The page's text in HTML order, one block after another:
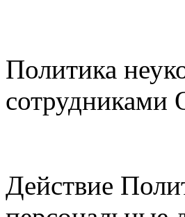
Политика
Действие